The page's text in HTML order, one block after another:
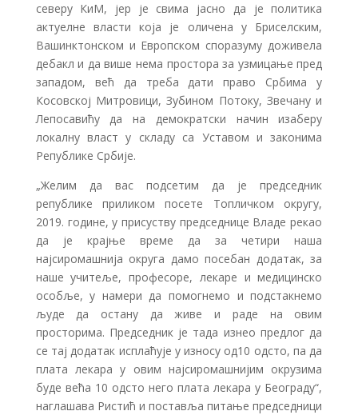
северу КиМ, јер је свима јасно да је политика
актуелне власти која је оличена у Бриселским,
Вашинктонском и Европском споразуму доживела
дебакл и да више нема простора за узмицање пред
западом, већ да треба дати право Србима у
Косовској Митровици, Зубином Потоку, Звечану и
Лепосавићу да на демократски начин изаберу
локалну власт у складу са Уставом и законима
Републике Србије.
„Желим да вас подсетим да је председник
републике приликом посете Топличком округу,
2019. године, у присуству председнице Владе рекао
да је крајње време да за четири наша
најсиромашнија округа дамо посебан додатак, за
наше учитеље, професоре, лекаре и медицинско
особље, у намери да помогнемо и подстакнемо
људе да остану да живе и раде на овим
просторима. Председник је тада изнео предлог да
се тај додатак исплаћује у износу од10 одсто, па да
плата лекара у овим најсиромашнијим окрузима
буде већа 10 одсто него плата лекара у Београду“,
наглашава Ристић и поставља питање председници